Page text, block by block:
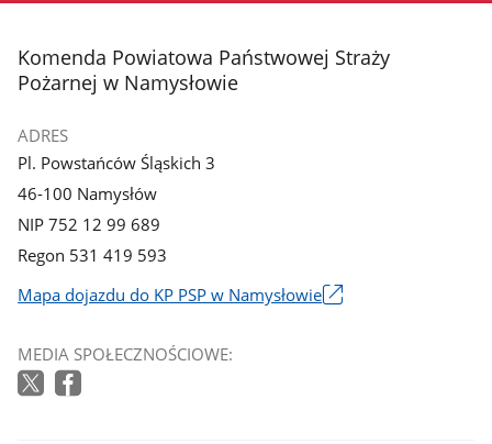
stopka
Komenda Powiatowa Państwowej Straży
Pożarnej w Namysłowie
ADRES
Pl. Powstańców Śląskich 3
46-100 Namysłów
NIP 752 12 99 689
Regon 531 419 593
Mapa dojazdu do KP PSP w Namysłowie
się
w
MEDIA SPOŁECZNOŚCIOWE: